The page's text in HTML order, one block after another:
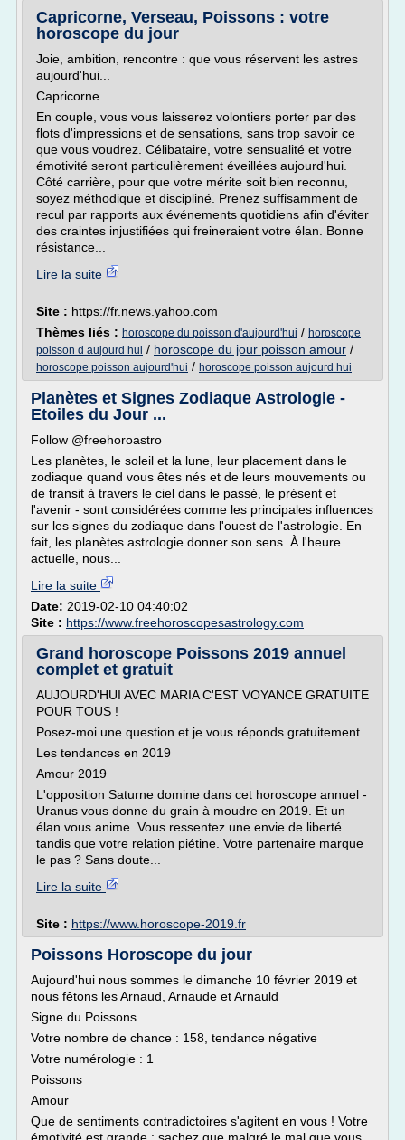
Capricorne, Verseau, Poissons : votre
horoscope du jour
Joie, ambition, rencontre : que vous réservent les astres
aujourd'hui...
Capricorne
En couple, vous vous laisserez volontiers porter par des
flots d'impressions et de sensations, sans trop savoir ce
que vous voudrez. Célibataire, votre sensualité et votre
émotivité seront particulièrement éveillées aujourd'hui.
Côté carrière, pour que votre mérite soit bien reconnu,
soyez méthodique et discipliné. Prenez suffisamment de
recul par rapports aux événements quotidiens afin d'éviter
des craintes injustifiées qui freineraient votre élan. Bonne
résistance...
Lire la suite
Site : https://fr.news.yahoo.com
Thèmes liés : horoscope du poisson d'aujourd'hui / horoscope
poisson d aujourd hui / horoscope du jour poisson amour /
horoscope poisson aujourd'hui / horoscope poisson aujourd hui
Planètes et Signes Zodiaque Astrologie -
Etoiles du Jour ...
Follow @freehoroastro
Les planètes, le soleil et la lune, leur placement dans le
zodiaque quand vous êtes nés et de leurs mouvements ou
de transit à travers le ciel dans le passé, le présent et
l'avenir - sont considérées comme les principales influences
sur les signes du zodiaque dans l'ouest de l'astrologie. En
fait, les planètes astrologie donner son sens. À l'heure
actuelle, nous...
Lire la suite
Date: 2019-02-10 04:40:02
Site : https://www.freehoroscopesastrology.com
Grand horoscope Poissons 2019 annuel
complet et gratuit
AUJOURD'HUI AVEC MARIA C'EST VOYANCE GRATUITE
POUR TOUS !
Posez-moi une question et je vous réponds gratuitement
Les tendances en 2019
Amour 2019
L'opposition Saturne domine dans cet horoscope annuel -
Uranus vous donne du grain à moudre en 2019. Et un
élan vous anime. Vous ressentez une envie de liberté
tandis que votre relation piétine. Votre partenaire marque
le pas ? Sans doute...
Lire la suite
Site : https://www.horoscope-2019.fr
Poissons Horoscope du jour
Aujourd'hui nous sommes le dimanche 10 février 2019 et
nous fêtons les Arnaud, Arnaude et Arnauld
Signe du Poissons
Votre nombre de chance : 158, tendance négative
Votre numérologie : 1
Poissons
Amour
Que de sentiments contradictoires s'agitent en vous ! Votre